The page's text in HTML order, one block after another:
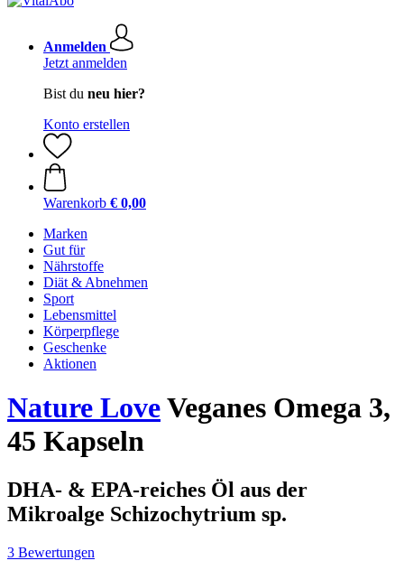
Anmelden
Jetzt anmelden
Bist du neu hier?
Konto erstellen
Warenkorb € 0,00
Marken
Gut für
Nährstoffe
Diät & Abnehmen
Sport
Lebensmittel
Körperpflege
Geschenke
Aktionen
Nature LoveVeganes Omega 3,
45 Kapseln
DHA- & EPA-reiches Öl aus der
Mikroalge Schizochytrium sp.
3 Bewertungen